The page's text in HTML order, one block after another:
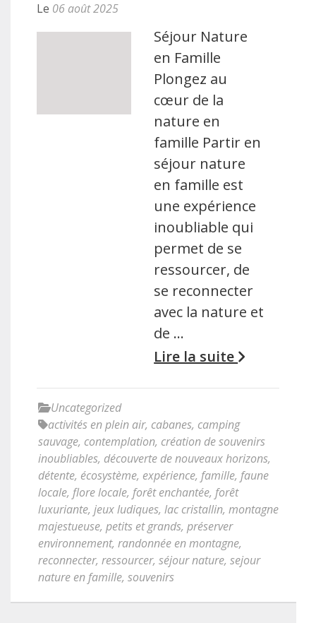
Le 06 août 2025
Séjour Nature
en Famille
Plongez au
cœur de la
nature en
famille Partir en
séjour nature
en famille est
une expérience
inoubliable qui
permet de se
ressourcer, de
se reconnecter
avec la nature et
de …
Lire la suite
Uncategorized
activités en plein air, cabanes, camping
sauvage, contemplation, création de souvenirs
inoubliables, découverte de nouveaux horizons,
détente, écosystème, expérience, famille, faune
locale, flore locale, forêt enchantée, forêt
luxuriante, jeux ludiques, lac cristallin, montagne
majestueuse, petits et grands, préserver
environnement, randonnée en montagne,
reconnecter, ressourcer, séjour nature, sejour
nature en famille, souvenirs